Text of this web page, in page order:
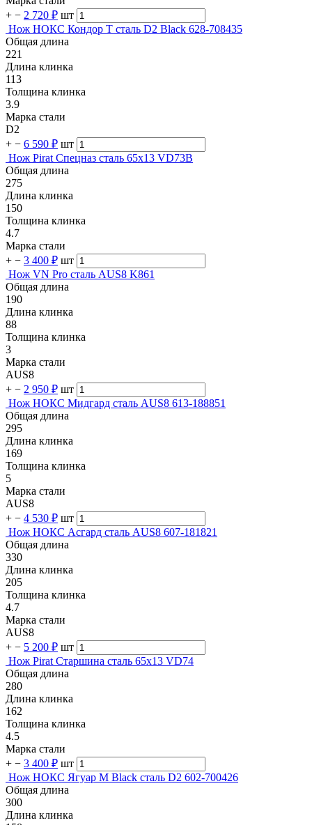
+ − 2 720 ₽ шт
Нож НОКС Кондор Т сталь D2 Black 628-708435
Общая длина
221
Длина клинка
113
Толщина клинка
3.9
Марка стали
D2
+ − 6 590 ₽ шт
Нож Pirat Спецназ сталь 65х13 VD73B
Общая длина
275
Длина клинка
150
Толщина клинка
4.7
Марка стали
+ − 3 400 ₽ шт
Нож VN Pro сталь AUS8 K861
Общая длина
190
Длина клинка
88
Толщина клинка
3
Марка стали
AUS8
+ − 2 950 ₽ шт
Нож НОКС Мидгард сталь AUS8 613-188851
Общая длина
295
Длина клинка
169
Толщина клинка
5
Марка стали
AUS8
+ − 4 530 ₽ шт
Нож НОКС Асгард сталь AUS8 607-181821
Общая длина
330
Длина клинка
205
Толщина клинка
4.7
Марка стали
AUS8
+ − 5 200 ₽ шт
Нож Pirat Старшина сталь 65х13 VD74
Общая длина
280
Длина клинка
162
Толщина клинка
4.5
Марка стали
+ − 3 400 ₽ шт
Нож НОКС Ягуар М Black сталь D2 602-700426
Общая длина
300
Длина клинка